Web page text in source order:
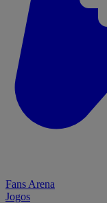
Fans Arena
Jogos